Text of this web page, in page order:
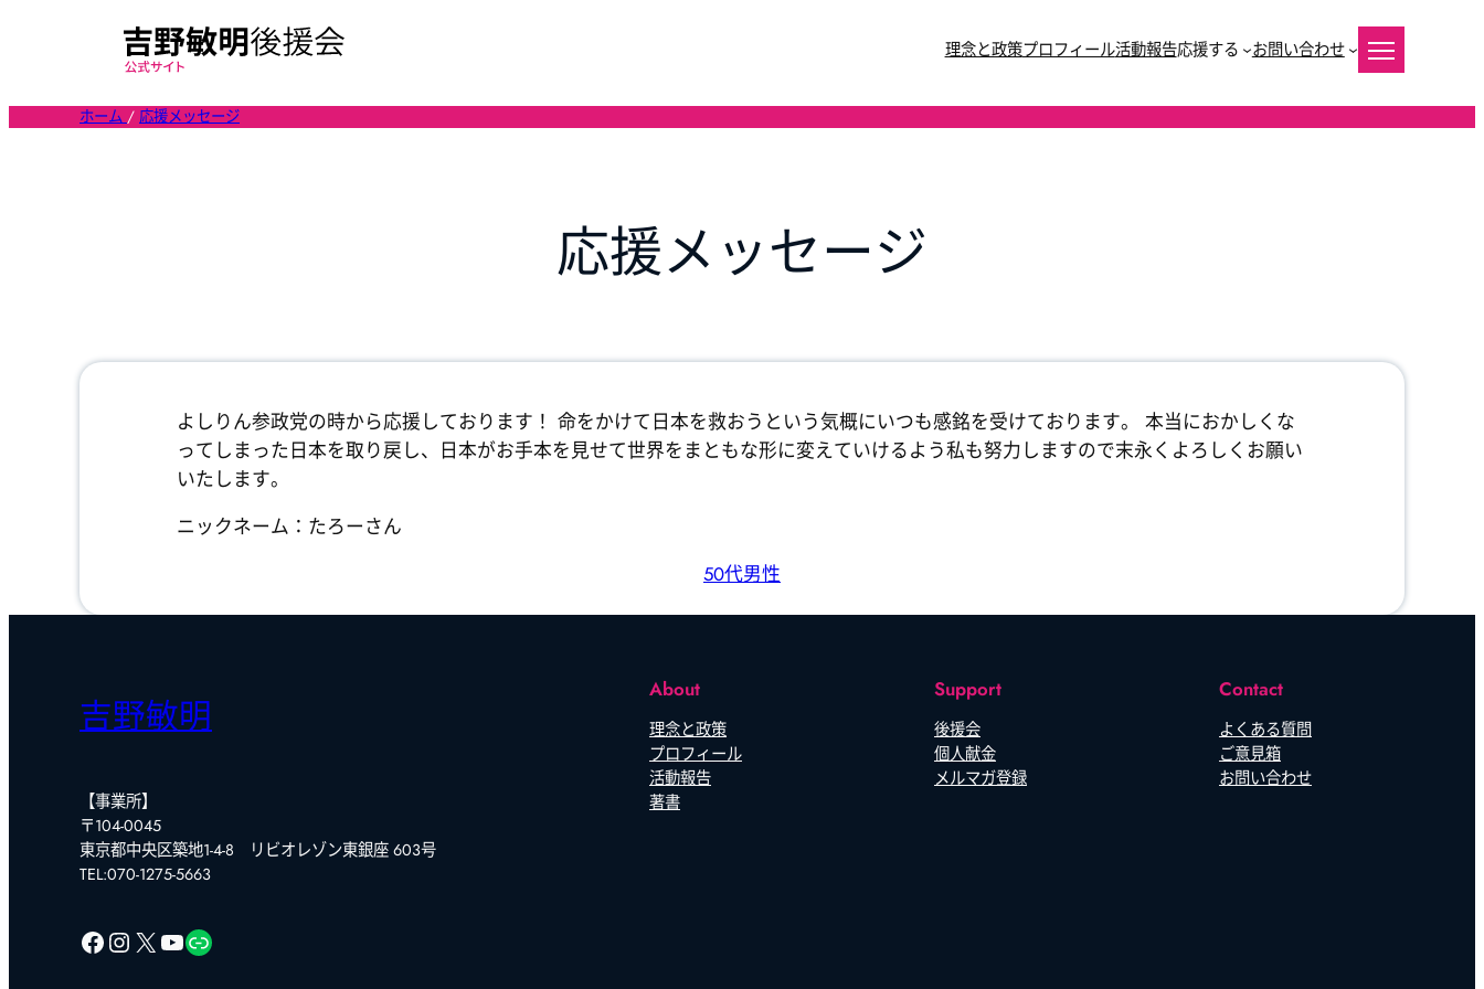
ス
キ
理念と政策プロフィール活動報告応援する お問い合わせ
ホーム / 応援メッセージ
応援メッセージ
よしりん参政党の時から応援しております！ 命をかけて日本を救おうという気概にいつも感銘を受けております。 本当におかしくな
ってしまった日本を取り戻し、日本がお手本を見せて世界をまともな形に変えていけるよう私も努力しますので末永くよろしくお願い
いたします。
ニックネーム：たろーさん
50代男性
吉野敏明
【事業所】
〒104-0045
東京都中央区築地1-4-8 リビオレゾン東銀座 603号
TEL:070-1275-5663
Facebook Instagram X YouTube リンク
About
理念と政策
プロフィール
活動報告
著書
Support
後援会
個人献金
メルマガ登録
Contact
よくある質問
ご意見箱
お問い合わせ